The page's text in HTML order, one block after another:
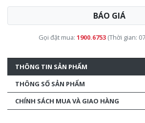
BÁO GIÁ
Gọi đặt mua: 1900.6753 (Thời gian:
THÔNG TIN SẢN PHẨM
THÔNG SỐ SẢN PHẨM
CHÍNH SÁCH MUA VÀ GIAO HÀNG